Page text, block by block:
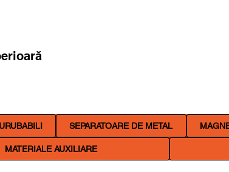
SEPARATOARE DE METAL
MATERIALE AUXILIARE